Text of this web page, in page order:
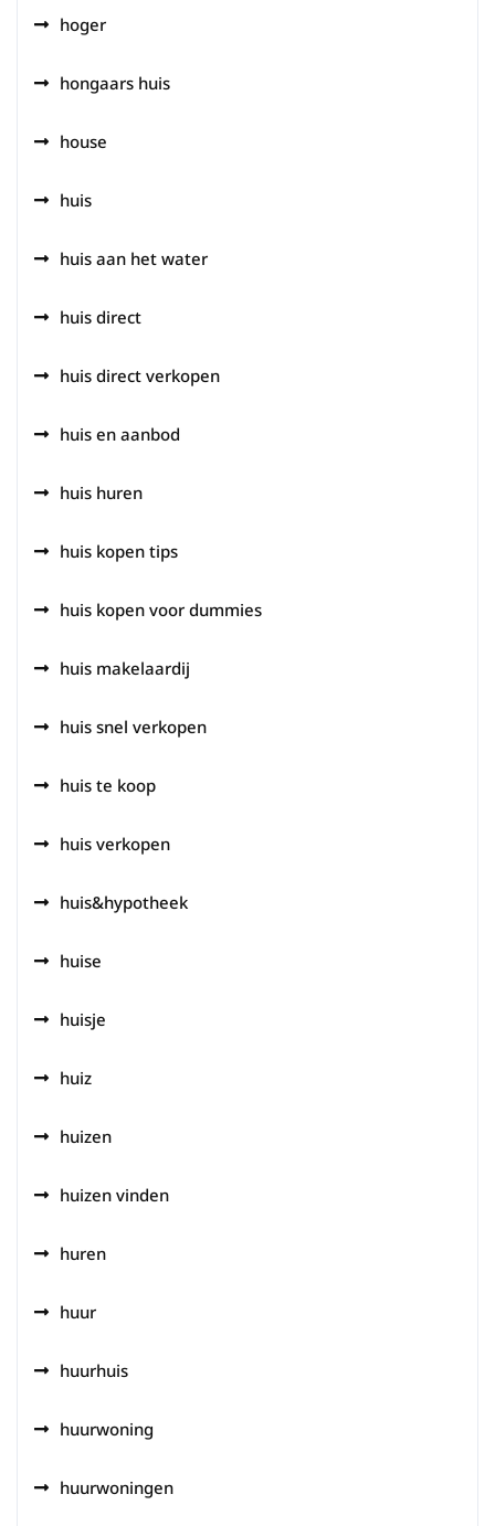
hoger
hongaars huis
house
huis
huis aan het water
huis direct
huis direct verkopen
huis en aanbod
huis huren
huis kopen tips
huis kopen voor dummies
huis makelaardij
huis snel verkopen
huis te koop
huis verkopen
huis&hypotheek
huise
huisje
huiz
huizen
huizen vinden
huren
huur
huurhuis
huurwoning
huurwoningen